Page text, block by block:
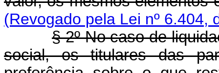
(Revogado pela Lei nº 6.404,
§ 2º No caso de
social, os titulares das